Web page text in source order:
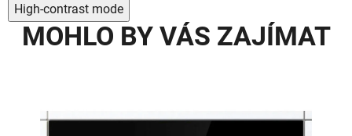
High-contrast mode
MOHLO BY VÁS ZAJÍMAT